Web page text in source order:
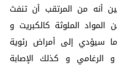
أنه من المرتقب أن تنفث
المواد الملوثة كالكبريت و
سيؤدي إلى أمراض رئوية
الرغامي و كذلك الإصابة